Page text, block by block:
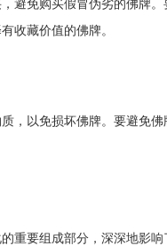
避免购买假冒伪劣的佛牌
收藏价值的佛牌。
，以免损坏佛牌。要避免
重要组成部分，深深地影